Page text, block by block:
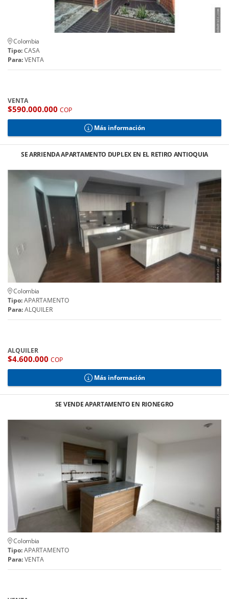
Colombia
Tipo:CASA
Para:VENTA
VENTA
$590.000.000 COP
Más información
SE ARRIENDA APARTAMENTO DUPLEX EN EL RETIRO ANTIOQUIA
Colombia
Tipo:APARTAMENTO
Para:ALQUILER
ALQUILER
$4.600.000 COP
Más información
SE VENDE APARTAMENTO EN RIONEGRO
Colombia
Tipo:APARTAMENTO
Para:VENTA